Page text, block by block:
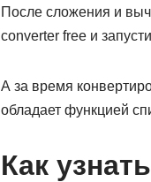
После сложения и
converter free и
А за время
обладает функцией
Как